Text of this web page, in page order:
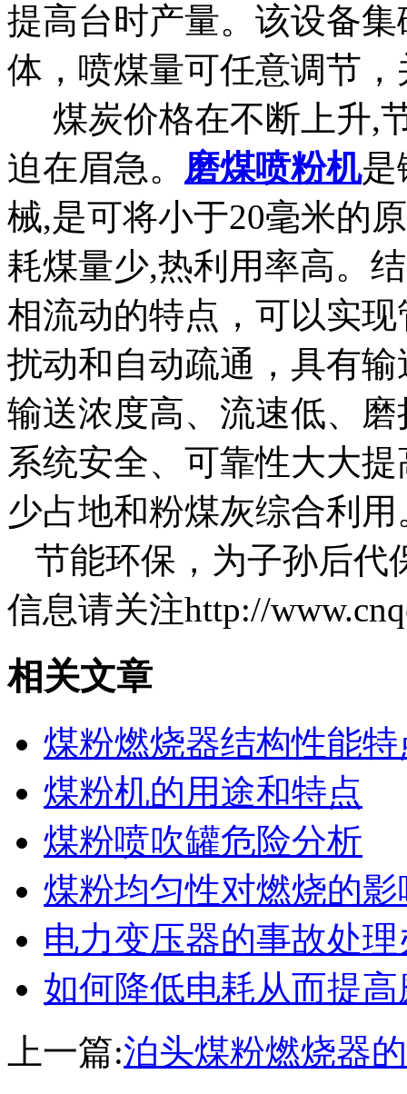
提高台时产量。该设备
体，喷煤量可任意调节
煤炭价格在不断上升,
迫在眉急。 磨煤喷粉机是
械,是可将小于20毫米的
耗煤量少,热利用率高。
相流动的特点，可以实
扰动和自动疏通，具有
输送浓度高、流速低、
系统安全、可靠性大大
少占地和粉煤灰综合利
节能环保，为子孙后代
信息请关注http://
相关文章
煤粉燃烧器结构性能特
煤粉机的用途和特点
煤粉喷吹罐危险分析
煤粉均匀性对燃烧的影
电力变压器的事故处理
如何降低电耗从而提
上一篇:泊头煤粉燃烧器